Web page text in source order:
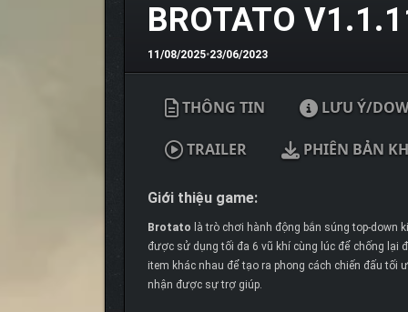
BROTATO
11/08/2025•23/06/2023
THÔNG TIN LƯU Ý/
TRAILER PHIÊN BẢN
Giới thiệu game:
Brotato là trò chơi hành động bắn súng top-down
được sử dụng tối đa 6 vũ khí cùng lúc để chống lại
item khác nhau để tạo ra phong cách chiến đấu tối
nhận được sự trợ giúp.